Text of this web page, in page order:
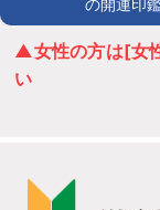
の開運印
▲女性の方は[女
い